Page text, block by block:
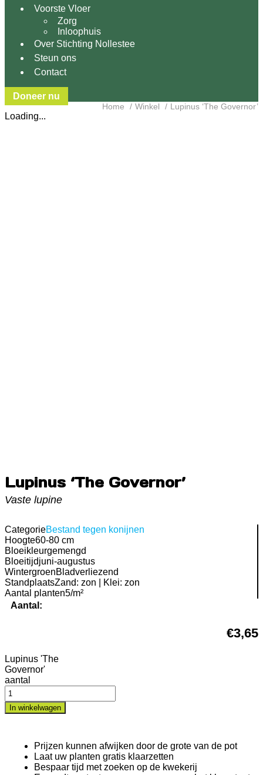
Voorste Vloer
Zorg
Inloophuis
Over Stichting Nollestee
Steun ons
Contact
Doneer nu
Home Winkel Lupinus ‘The Governor’
Loading...
Lupinus ‘The Governor’
Vaste lupine
CategorieBestand tegen konijnen
Hoogte60-80 cm
Bloeikleurgemengd
Bloeitijdjuni-augustus
WintergroenBladverliezend
StandplaatsZand: zon | Klei: zon
Aantal planten5/m²
Aantal:
€3,65
Lupinus 'The
Governor'
aantal
In winkelwagen
Prijzen kunnen afwijken door de grote van de pot
Laat uw planten gratis klaarzetten
Bespaar tijd met zoeken op de kwekerij